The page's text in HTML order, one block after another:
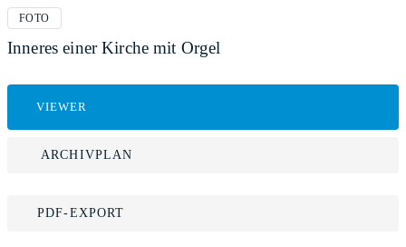
FOTO
Inneres einer Kirche mit Orgel
VIEWER
ARCHIVPLAN
PDF-EXPORT